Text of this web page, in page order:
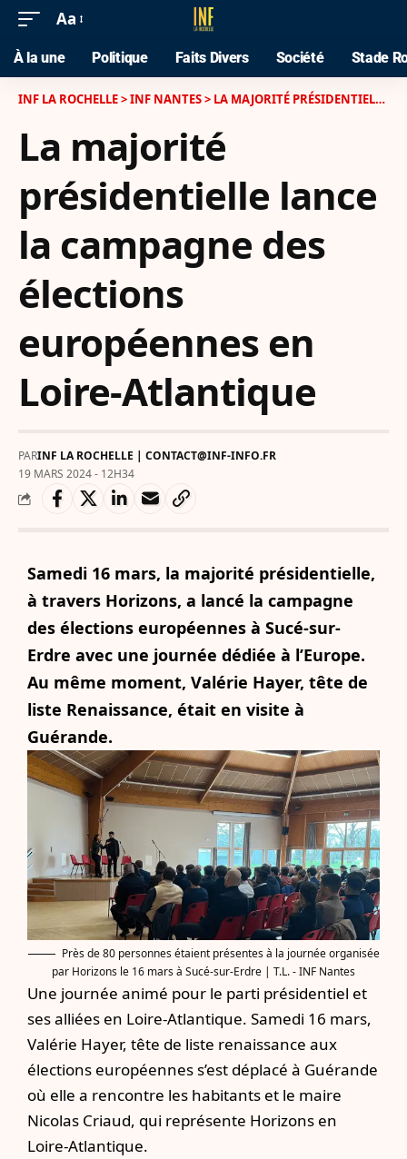
Aa
À la une Politique Faits Divers Société Stade
INF LA ROCHELLE>INF NANTES> LA MAJORITÉ PRÉSIDENTIELLE LANCE LA CAMPAGNE DES ÉLECTIONS EUROPÉENNES EN LOIRE-ATLANTIQUE
La majorité
présidentielle lance
la campagne des
élections
européennes en
Loire-Atlantique
PARINF LA ROCHELLE | CONTACT@INF-INFO.FR
19 MARS 2024 - 12H34
Samedi 16 mars, la majorité présidentielle,
à travers Horizons, a lancé la campagne
des élections européennes à Sucé-sur-
Erdre avec une journée dédiée à l’Europe.
Au même moment, Valérie Hayer, tête de
liste Renaissance, était en visite à
Guérande.
Près de 80 personnes étaient présentes à la journée organisée
par Horizons le 16 mars à Sucé-sur-Erdre | T.L. - INF Nantes
Une journée animé pour le parti présidentiel et
ses alliées en Loire-Atlantique. Samedi 16 mars,
Valérie Hayer, tête de liste renaissance aux
élections européennes s’est déplacé à Guérande
où elle a rencontre les habitants et le maire
Nicolas Criaud, qui représente Horizons en
Loire-Atlantique.